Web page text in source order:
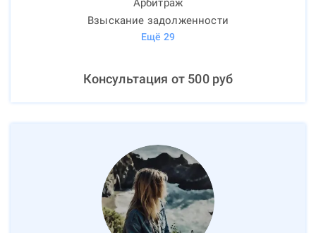
Арбитраж
Взыскание задолженности
Ещё 29
Консультация от 500руб